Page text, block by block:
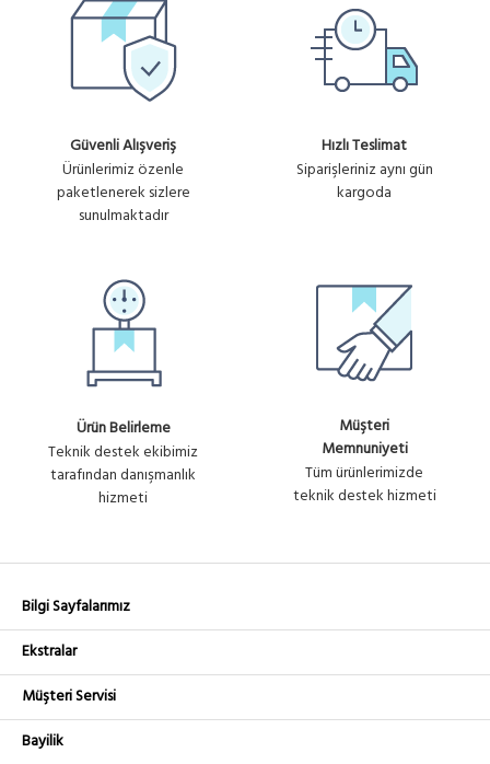
Güvenli Alışveriş
Ürünlerimiz özenle
paketlenerek sizlere
sunulmaktadır
Hızlı Teslimat
Siparişleriniz aynı gün
kargoda
Ürün Belirleme
Teknik destek ekibimiz
tarafından danışmanlık
hizmeti
Müşteri
Memnuniyeti
Tüm ürünlerimizde
teknik destek hizmeti
Bilgi Sayfalarımız
Ekstralar
Müşteri Servisi
Bayilik